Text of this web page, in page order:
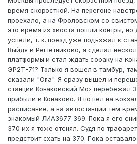
время скоростной. На перегоне
проехало, а на Фроловском со
это время из хвоста пошли контры, но
успели, т. к. поезд уже подъзжал к
Выйдя в Решетниково, я сделал
платформы и стал ждать собаку на
ЭР2Т-71? Только я вошел в тамбур,
сказали "Опа". Я сразу вышел и
станции Конаковский Мох перебежал 3
прибыли в Конаково. Я пошел на
расписание, а на автостанции тем
знакомый ЛИАЗ677 369. Пока я его
370 их я тоже отснял. Судя по
предстоит ехать на 370. Пока